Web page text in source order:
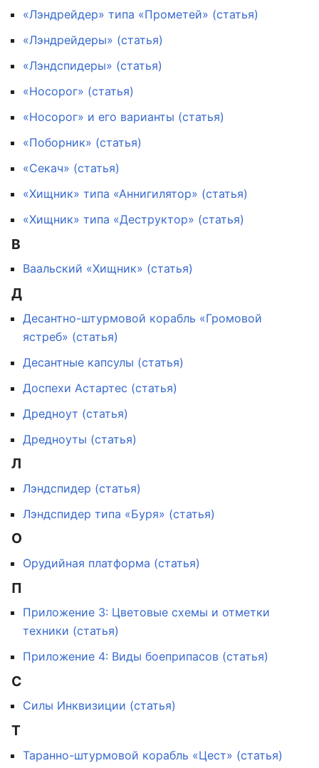
«Лэндрейдер» типа «Прометей» (статья)
«Лэндрейдеры» (статья)
«Лэндспидеры» (статья)
«Носорог» (статья)
«Носорог» и его варианты (статья)
«Поборник» (статья)
«Секач» (статья)
«Хищник» типа «Аннигилятор» (статья)
«Хищник» типа «Деструктор» (статья)
В
Ваальский «Хищник» (статья)
Д
Десантно-штурмовой корабль «Громовой
ястреб» (статья)
Десантные капсулы (статья)
Доспехи Астартес (статья)
Дредноут (статья)
Дредноуты (статья)
Л
Лэндспидер (статья)
Лэндспидер типа «Буря» (статья)
О
Орудийная платформа (статья)
П
Приложение 3: Цветовые схемы и отметки
техники (статья)
Приложение 4: Виды боеприпасов (статья)
С
Силы Инквизиции (статья)
Т
Таранно-штурмовой корабль «Цест» (статья)